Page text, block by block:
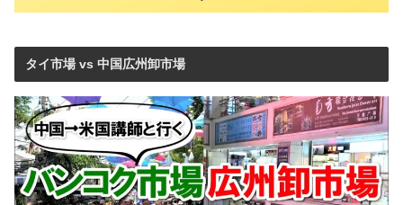
タイ市場 vs 中国広州卸市場